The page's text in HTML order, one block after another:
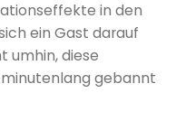
in den
ein Gast darauf
umhin, diese
gebannt